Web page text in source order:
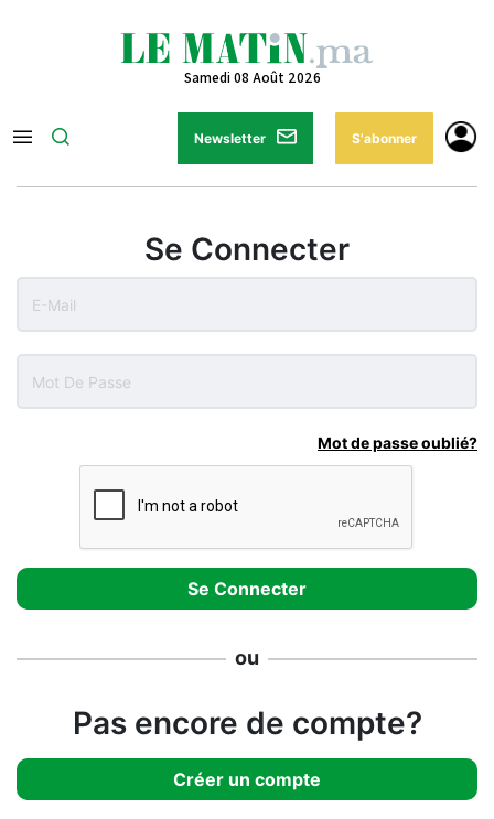
Samedi 08 Août 2026
Newsletter S'abonner
Se Connecter
Mot de passe oublié?
ou
Pas encore de compte?
Créer un compte